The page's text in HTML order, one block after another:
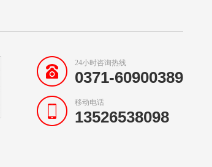
24小时咨询热线
0371-60900389
移动电话
13526538098